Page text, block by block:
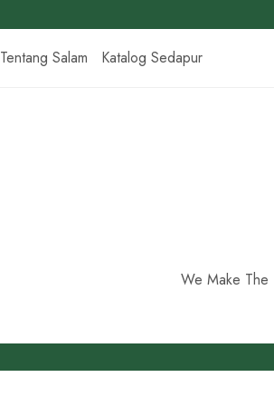
Tentang Salam Katalog Sedapur
We Make The